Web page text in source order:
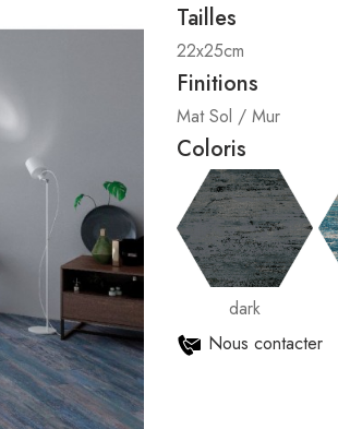
Tailles
22x25cm
Finitions
Mat Sol / Mur
Coloris
dark
Nous contacter